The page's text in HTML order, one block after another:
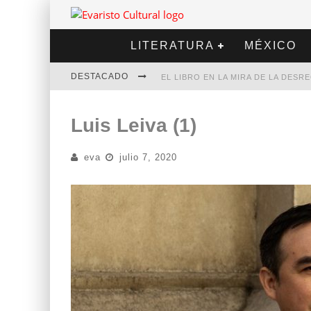
LITERATURA MÉXICO
DESTACADO EL LIBRO EN LA MIRA DE LA
DIEGO MERET | HOTEL ACAPULCO
ALEJANDRA CORREA | LA NIEVE
Luis Leiva (1)
eva julio 7, 2020